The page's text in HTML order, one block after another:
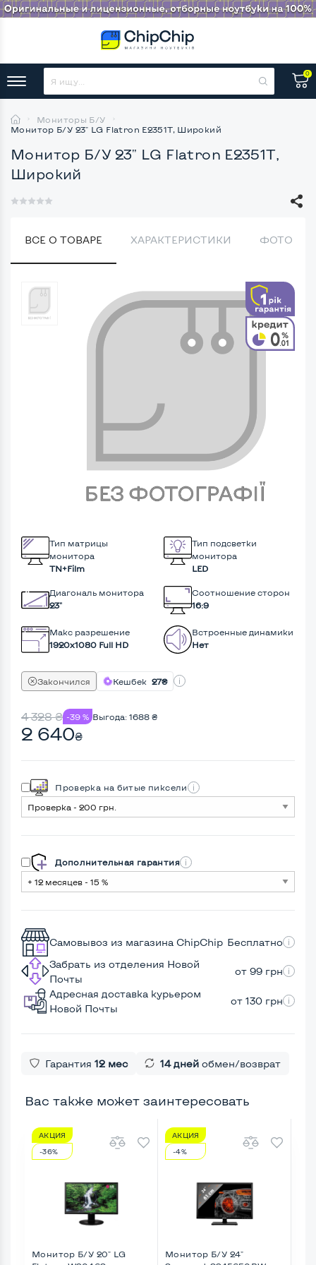
0
Мониторы Б/У
Монитор Б/У 23" LG Flatron E2351T, Широкий
Монитор Б/У 23" LG Flatron E2351T,
Широкий
ВСЕ О ТОВАРЕ ХАРАКТЕРИСТИКИ ФОТО
Тип матрицы
монитора
TN+Film
Тип подсветки
монитора
LED
Диагональ монитора
23"
Соотношение сторон
16:9
Макс разрешение
1920x1080 Full HD
Встроенные динамики
Нет
Закончился Кешбек 27₴
4 328₴ -39 % Выгода: 1688 ₴
2 640₴
Проверка на битые пиксели
Дополнительная гарантия
Самовывоз из магазина ChipChip Бесплатно
Забрать из отделения Новой
Почты
от 99 грн
Адресная доставка курьером
Новой Почты
от 130 грн
Гарантия 12 мес 14 дней обмен/возврат
Вас также может заинтересовать
АКЦИЯ
-36%
Монитор Б/У 20" LG
АКЦИЯ
-4%
Монитор Б/У 24"